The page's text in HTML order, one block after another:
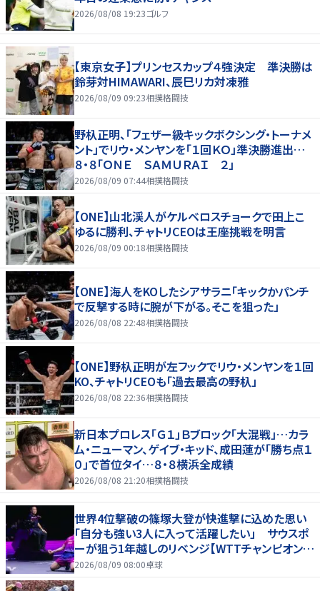
2026/08/08 19:23ゴルフ
【東京女子】プリンセスカップ４強決定 準決勝は
鈴芽対HIMAWARI、辰巳リカ対凍雅
2026/08/09 09:23相撲格闘技
野杁正明、「フェザー級キックボクシング・トーナメ
ント」でリウ・メンヤンを「１回ＫＯ」準決勝進出…
８・８「ＯＮＥ ＳＡＭＵＲＡＩ ２」
2026/08/09 07:44相撲格闘技
【ONE】山北渓人がケルベロスチョークで田上こ
ゆるに勝利、チャトリCEOは王座挑戦を明言
2026/08/09 00:18相撲格闘技
【ONE】海人をKOしたシアサラニ「キックかパンチ
で反撃する時に腕が下がる。そこを狙った」
2026/08/08 22:48相撲格闘技
【ONE】野杁正明が左フックでリウ・メンヤンを１回
KO、チャトリCEOも「過去最高の野杁」
2026/08/08 22:36相撲格闘技
新日本プロレス「Ｇ１」Ｂブロック「大混戦」…カラ
ム・ニューマン、ゲイブ・キッド、成田蓮が「勝ち点１
０」で首位タイ…８・８横浜全成績
2026/08/08 21:20相撲格闘技
世界4位撃破の篠塚大登が快進撃に込めた思い
「自分も強い3人に入って活躍したい」 サウスポ
ーが狙う1年越しのリベンジ【WTTチャンピオンズ
横浜2026】
2026/08/09 08:00卓球